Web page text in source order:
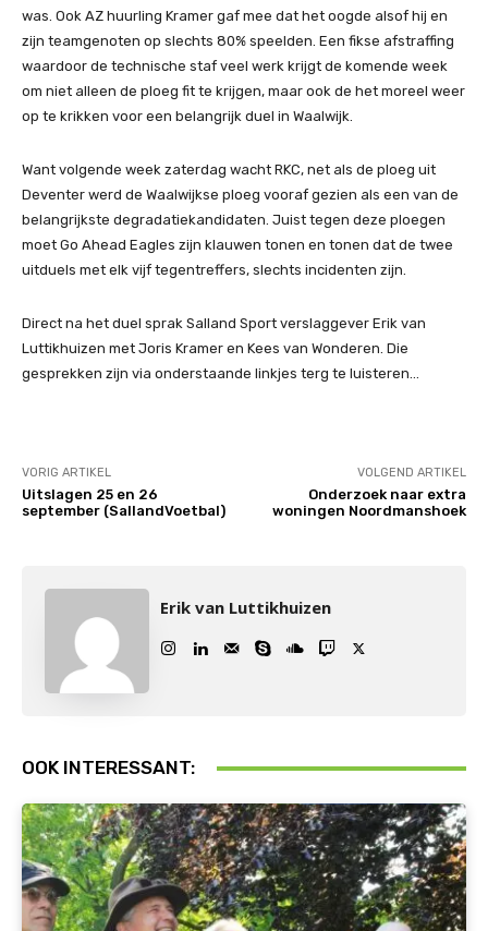
was. Ook AZ huurling Kramer gaf mee dat het oogde alsof hij en
zijn teamgenoten op slechts 80% speelden. Een fikse afstraffing
waardoor de technische staf veel werk krijgt de komende week
om niet alleen de ploeg fit te krijgen, maar ook de het moreel weer
op te krikken voor een belangrijk duel in Waalwijk.
Want volgende week zaterdag wacht RKC, net als de ploeg uit
Deventer werd de Waalwijkse ploeg vooraf gezien als een van de
belangrijkste degradatiekandidaten. Juist tegen deze ploegen
moet Go Ahead Eagles zijn klauwen tonen en tonen dat de twee
uitduels met elk vijf tegentreffers, slechts incidenten zijn.
Direct na het duel sprak Salland Sport verslaggever Erik van
Luttikhuizen met Joris Kramer en Kees van Wonderen. Die
gesprekken zijn via onderstaande linkjes terg te luisteren…
VORIG ARTIKEL
Uitslagen 25 en 26
september (SallandVoetbal)
VOLGEND ARTIKEL
Onderzoek naar extra
woningen Noordmanshoek
Erik van Luttikhuizen
OOK INTERESSANT: